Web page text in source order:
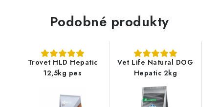
Podobné produkty
Trovet HLD Hepatic
12,5kg pes
Vet Life Natural DOG
Hepatic 2kg